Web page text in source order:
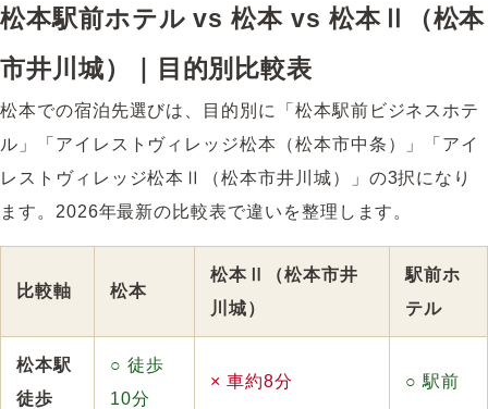
松本駅前ホテル vs 松本 vs 松本Ⅱ（松本
市井川城）｜目的別比較表
松本での宿泊先選びは、目的別に「松本駅前ビジネスホテ
ル」「アイレストヴィレッジ松本（松本市中条）」「アイ
レストヴィレッジ松本Ⅱ（松本市井川城）」の3択になり
ます。2026年最新の比較表で違いを整理します。
比較軸 松本
松本Ⅱ（松本市井
川城）
駅前ホ
テル
松本駅
徒歩
○ 徒歩
10分
× 車約8分 ○ 駅前